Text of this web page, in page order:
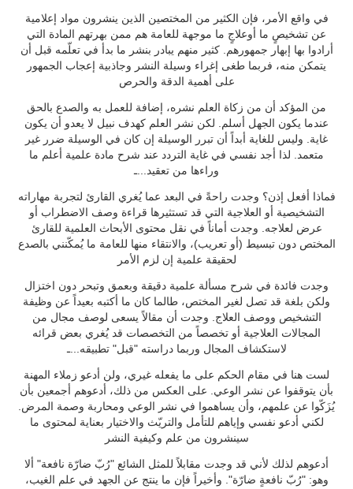
في واقع الأمر، فإن الكثير من المختصين الذين ينشرون مواد إعلامية
عن تشخيصٍ ما أوعلاجٍ ما موجهة للعامة هم ممن بهرتهم المادة التي
أرادوا بها إبهار جمهورهم. كثير منهم يبادر بنشر ما بدأ في تعلّمه قبل أن
يتمكن منه، فربما طغى إغراء وسيلة النشر وجاذبية إعجاب الجمهور
على أهمية الدقة والحرص
من المؤكد أن من زكاة العلم نشره، إضافة للعمل به والصدع بالحق
عندما يكون الجهل أسلم. لكن نشر العلم كهدف نبيل لا يعدو أن يكون
غاية. وليس للغاية أبداً أن تبرر الوسيلة إن كان في الوسيلة ضرر غير
متعمد. لذا أجد نفسي في غاية التردد عند شرح مادة علمية أعلم ما
وراءها من تعقيد...ـ
فماذا أفعل إذن؟ وجدت راحةً في البعد عما يُغري القارئ لتجربة مهاراته
التشخيصية أو العلاجية التي قد تستثيرها قراءة وصف الاضطراب أو
عرض لعلاجه. وجدت أماناً في نقل محتوى الأبحاث العلمية للقارئ
المختص دون تبسيط (أو تعريب)، والانتقاء منها للعامة ما يُمكّنني بالصدع
لحقيقة علمية إن لزم الأمر
وجدت فائدة في شرح مسألة علمية دقيقة وبعمق وتبحر دون اختزال
ولكن بلغة قد تصل لغير المختص، طالما كان ما أكتبه بعيداً عن وظيفة
التشخيص ووصف العلاج. وجدت أن مقالاً يسعى لوصف مجال من
المجالات العلاجية أو تخصصاً من التخصصات قد يُغري بعض قرائه
لاستكشاف المجال وربما دراسته "قبل" تطبيقه...ـ
لست هنا في مقام الحكم على ما يفعله غيري، ولن أدعو زملاء المهنة
بأن يتوقفوا عن نشر الوعي. على العكس من ذلك، أدعوهم أجمعين بأن
يُزَكّوا عن علمهم، وأن يساهموا في نشر الوعي ومحاربة وصمة المرض.
لكني أدعو نفسي وإياهم للتأمل والتريّث والاختيار بعناية لمحتوى ما
سينشرون من علم وكيفية النشر
أدعوهم لذلك لأني قد وجدت مقابلاً للمثل الشائع "رُبّ ضارّة نافعة" ألا
وهو: "رُبّ نافعةٍ ضارّة". وأخيراً فإن ما ينتج عن الجهد في علم الغيب،